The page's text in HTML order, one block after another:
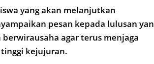
yang akan melanjutkan
pesan kepada lulusan
agar terus menjaga
kejujuran.